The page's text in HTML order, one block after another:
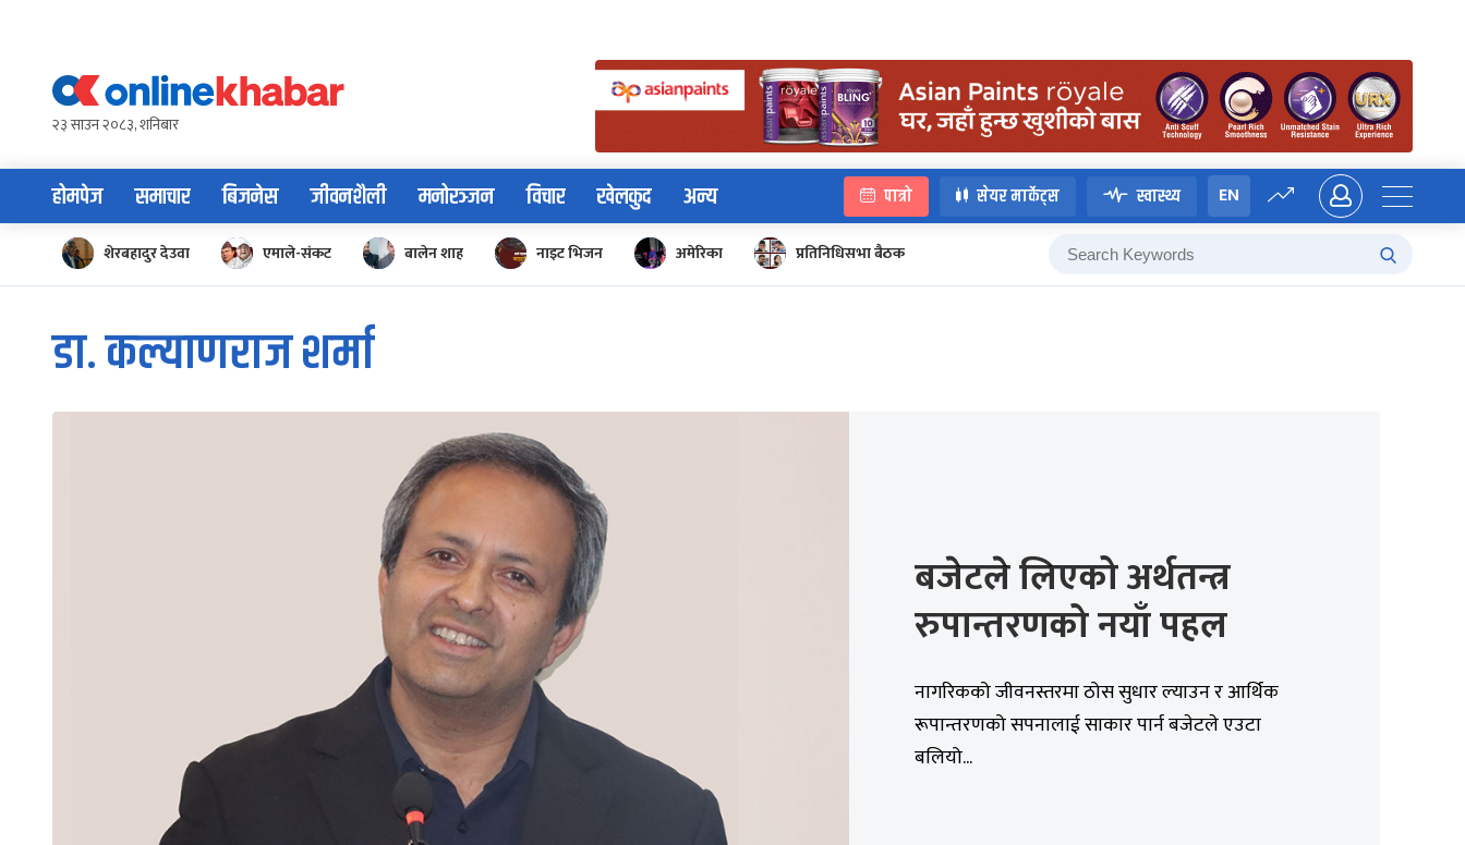
content२३ साउन २०८३, शनिबार
होमपेज समाचार बिजनेस जीवनशैली मनोरञ्जन विचार खेलकुद अन्य पात्रो सेयर मार्केट्स स्वास्थ्य EN
शेरबहादुर देउवा एमाले-संकट बालेन शाह नाइट भिजन अमेरिका प्रतिनिधिसभा बैठक
डा. कल्याणराज शर्मा
बजेटले लिएको अर्थतन्त्र
रुपान्तरणको नयाँ पहल
नागरिकको जीवनस्तरमा ठोस सुधार ल्याउन र आर्थिक
रूपान्तरणको सपनालाई साकार पार्न बजेटले एउटा
बलियो...